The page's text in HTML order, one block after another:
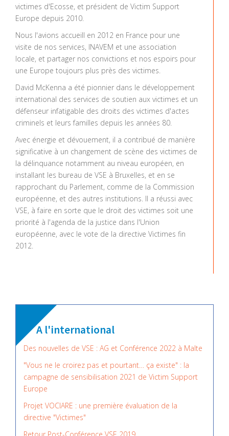
victimes d'Ecosse, et président de Victim Support
Europe depuis 2010.
Nous l'avions accueill en 2012 en France pour une
visite de nos services, INAVEM et une association
locale, et partager nos convictions et nos espoirs pour
une Europe toujours plus près des victimes.
David McKenna a été pionnier dans le développement
international des services de soutien aux victimes et un
défenseur infatigable des droits des victimes d'actes
criminels et leurs familles depuis les années 80.
Avec énergie et dévouement, il a contribué de manière
significative à un changement de scène des victimes de
la délinquance notamment au niveau européen, en
installant les bureau de VSE à Bruxelles, et en se
rapprochant du Parlement, comme de la Commission
européenne, et des autres institutions. Il a réussi avec
VSE, à faire en sorte que le droit des victimes soit une
priorité à l'agenda de la justice dans l'Union
européenne, avec le vote de la directive Victimes fin
2012.
A l'international
Des nouvelles de VSE : AG et Conférence 2022 à Malte
"Vous ne le croirez pas et pourtant… ça existe" : la
campagne de sensibilisation 2021 de Victim Support
Europe
Projet VOCIARE : une première évaluation de la
directive "Victimes"
Retour Post-Conférence VSE 2019